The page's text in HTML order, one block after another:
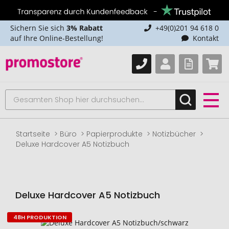
Sichern Sie sich 3% Rabatt
auf Ihre Online-Bestellung!
+49(0)201 94 618 0
Kontakt
Startseite Büro Papierprodukte
Notizbücher
Deluxe Hardcover A5 Notizbuch
Deluxe Hardcover A5 Notizbuch
Zum
48H PRODUKTION